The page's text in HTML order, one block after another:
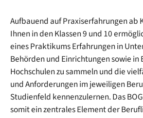
Aufbauend auf Praxiserfahrungen ab
Ihnen in den Klassen 9 und 10
eines Praktikums Erfahrungen in
Behörden und Einrichtungen sowie
Hochschulen zu sammeln und die
und Anforderungen im jeweiligen
Studienfeld kennenzulernen. Das
somit ein zentrales Element der